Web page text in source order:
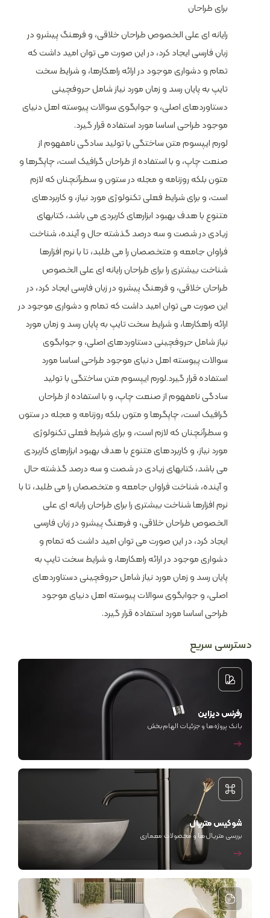
برای طراحان
رایانه ای علی الخصوص طراحان خلاقی، و فرهنگ پیشرو در
زبان فارسی ایجاد کرد، در این صورت می توان امید داشت که
تمام و دشواری موجود در ارائه راهکارها، و شرایط سخت
تایپ به پایان رسد و زمان مورد نیاز شامل حروفچینی
دستاوردهای اصلی، و جوابگوی سوالات پیوسته اهل دنیای
موجود طراحی اساسا مورد استفاده قرار گیرد.
لورم ایپسوم متن ساختگی با تولید سادگی نامفهوم از
صنعت چاپ، و با استفاده از طراحان گرافیک است، چاپگرها و
متون بلکه روزنامه و مجله در ستون و سطرآنچنان که لازم
است، و برای شرایط فعلی تکنولوژی مورد نیاز، و کاربردهای
متنوع با هدف بهبود ابزارهای کاربردی می باشد، کتابهای
زیادی در شصت و سه درصد گذشته حال و آینده، شناخت
فراوان جامعه و متخصصان را می طلبد، تا با نرم افزارها
شناخت بیشتری را برای طراحان رایانه ای علی الخصوص
طراحان خلاقی، و فرهنگ پیشرو در زبان فارسی ایجاد کرد، در
این صورت می توان امید داشت که تمام و دشواری موجود در
ارائه راهکارها، و شرایط سخت تایپ به پایان رسد و زمان مورد
نیاز شامل حروفچینی دستاوردهای اصلی، و جوابگوی
سوالات پیوسته اهل دنیای موجود طراحی اساسا مورد
استفاده قرار گیرد.لورم ایپسوم متن ساختگی با تولید
سادگی نامفهوم از صنعت چاپ، و با استفاده از طراحان
گرافیک است، چاپگرها و متون بلکه روزنامه و مجله در ستون
و سطرآنچنان که لازم است، و برای شرایط فعلی تکنولوژی
مورد نیاز، و کاربردهای متنوع با هدف بهبود ابزارهای کاربردی
می باشد، کتابهای زیادی در شصت و سه درصد گذشته حال
و آینده، شناخت فراوان جامعه و متخصصان را می طلبد، تا با
نرم افزارها شناخت بیشتری را برای طراحان رایانه ای علی
الخصوص طراحان خلاقی، و فرهنگ پیشرو در زبان فارسی
ایجاد کرد، در این صورت می توان امید داشت که تمام و
دشواری موجود در ارائه راهکارها، و شرایط سخت تایپ به
پایان رسد و زمان مورد نیاز شامل حروفچینی دستاوردهای
اصلی، و جوابگوی سوالات پیوسته اهل دنیای موجود
طراحی اساسا مورد استفاده قرار گیرد.
دسترسی سریع
رفرنس دیزاین
بانک پروژه‌ها و جزئیات الهام‌بخش
شوکیس متریال
بررسی متریال‌ها و محصولات معماری